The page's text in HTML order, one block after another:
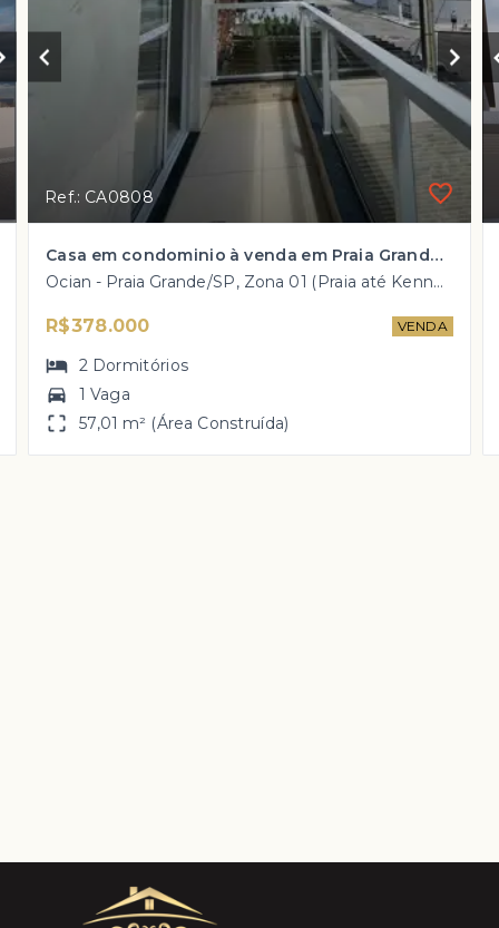
Ref.: CA0808
Casa em condominio à venda em Praia Grande 1 QUADRA DO MAR com 2 dorm por R$ 378 mil!!
Ocian - Praia Grande/SP, Zona 01 (Praia até Kennedy)
R$378.000 VENDA
2 Dormitórios
1 Vaga
57,01 m² (Área Construída)